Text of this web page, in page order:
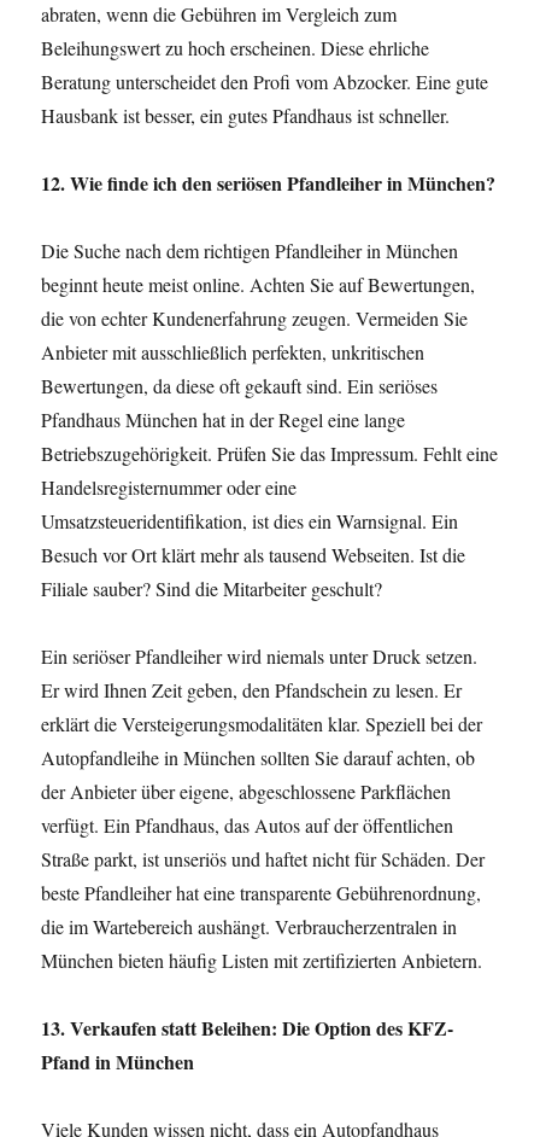
abraten, wenn die Gebühren im Vergleich zum
Beleihungswert zu hoch erscheinen. Diese ehrliche
Beratung unterscheidet den Profi vom Abzocker. Eine gute
Hausbank ist besser, ein gutes Pfandhaus ist schneller.
12. Wie finde ich den seriösen Pfandleiher in München?
Die Suche nach dem richtigen Pfandleiher in München
beginnt heute meist online. Achten Sie auf Bewertungen,
die von echter Kundenerfahrung zeugen. Vermeiden Sie
Anbieter mit ausschließlich perfekten, unkritischen
Bewertungen, da diese oft gekauft sind. Ein seriöses
Pfandhaus München hat in der Regel eine lange
Betriebszugehörigkeit. Prüfen Sie das Impressum. Fehlt eine
Handelsregisternummer oder eine
Umsatzsteueridentifikation, ist dies ein Warnsignal. Ein
Besuch vor Ort klärt mehr als tausend Webseiten. Ist die
Filiale sauber? Sind die Mitarbeiter geschult?
Ein seriöser Pfandleiher wird niemals unter Druck setzen.
Er wird Ihnen Zeit geben, den Pfandschein zu lesen. Er
erklärt die Versteigerungsmodalitäten klar. Speziell bei der
Autopfandleihe in München sollten Sie darauf achten, ob
der Anbieter über eigene, abgeschlossene Parkflächen
verfügt. Ein Pfandhaus, das Autos auf der öffentlichen
Straße parkt, ist unseriös und haftet nicht für Schäden. Der
beste Pfandleiher hat eine transparente Gebührenordnung,
die im Wartebereich aushängt. Verbraucherzentralen in
München bieten häufig Listen mit zertifizierten Anbietern.
13. Verkaufen statt Beleihen: Die Option des KFZ-
Pfand in München
Viele Kunden wissen nicht, dass ein Autopfandhaus